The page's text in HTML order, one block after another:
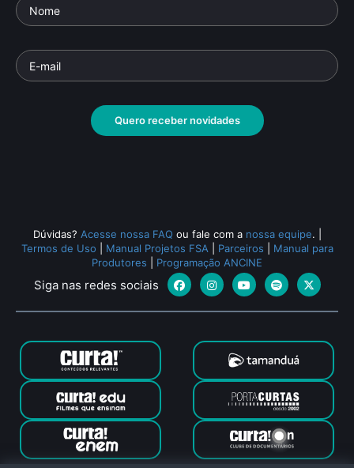
Quero receber novidades
Dúvidas? Acesse nossa FAQ ou fale com a nossa equipe.
Termos de Uso
Manual Projetos FSA Parceiros
Manual para
Produtores
Programação ANCINE
Siga nas redes sociais